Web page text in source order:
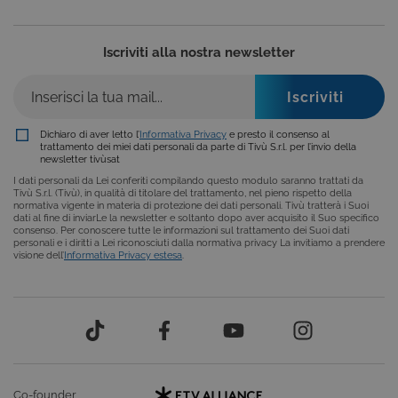
Iscriviti alla nostra newsletter
Dichiaro di aver letto l’Informativa Privacy e presto il consenso al
trattamento dei miei dati personali da parte di Tivù S.r.l. per l’invio della
newsletter tivùsat
I dati personali da Lei conferiti compilando questo modulo saranno trattati da
Tivù S.r.l. (Tivù), in qualità di titolare del trattamento, nel pieno rispetto della
normativa vigente in materia di protezione dei dati personali. Tivù tratterà i Suoi
dati al fine di inviarLe la newsletter e soltanto dopo aver acquisito il Suo specifico
consenso. Per conoscere tutte le informazioni sul trattamento dei Suoi dati
personali e i diritti a Lei riconosciuti dalla normativa privacy La invitiamo a prendere
visione dell’Informativa Privacy estesa
Co-founder
tecnologie
Solitamente
utilizzato per
mantenere
una sessione
utente
dal server.
CookieScript
.tivu.tv
viene
utilizzato dal
servizio
Cookie-
Script.com
ricordare le